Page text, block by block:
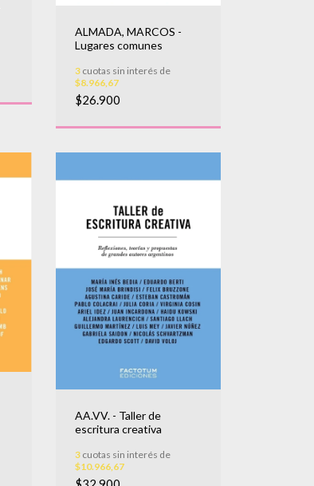
ALMADA, MARCOS -
Lugares comunes
3cuotas sin interés de
$8.966,67
$26.900
AA.VV. - Taller de
escritura creativa
3cuotas sin interés de
$10.966,67